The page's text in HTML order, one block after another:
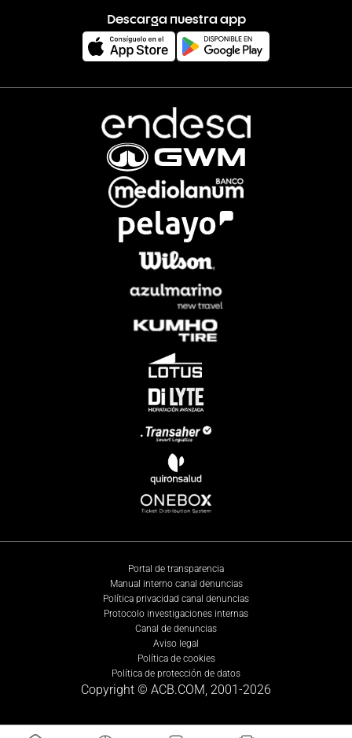
Descarga nuestra app
Portal de transparencia
Manual interno canal denuncias
Política privacidad canal denuncias
Protocolo investigaciones internas
Canal de denuncias
Aviso legal
Política de cookies
Política de protección de datos
Copyright © ACB.COM, 2001-2026